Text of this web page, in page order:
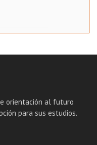
orientación al futuro
para sus estudios.